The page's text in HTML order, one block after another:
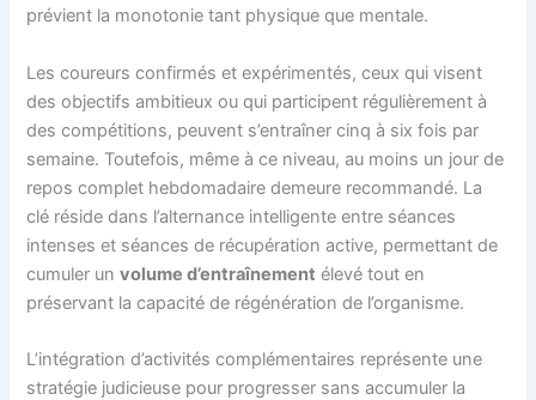
prévient la monotonie tant physique que mentale.
Les coureurs confirmés et expérimentés, ceux qui visent
des objectifs ambitieux ou qui participent régulièrement à
des compétitions, peuvent s’entraîner cinq à six fois par
semaine. Toutefois, même à ce niveau, au moins un jour de
repos complet hebdomadaire demeure recommandé. La
clé réside dans l’alternance intelligente entre séances
intenses et séances de récupération active, permettant de
cumuler unvolume d’entraînement élevé tout en
préservant la capacité de régénération de l’organisme.
L’intégration d’activités complémentaires représente une
stratégie judicieuse pour progresser sans accumuler la